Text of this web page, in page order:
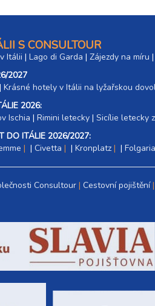
S CONSULTOUR
Itálii | Lago di Garda | Zájezdy na míru |
2027
|​ Krásné hotely v Itálii na lyžařskou
2026:
Ischia | Rimini letecky | Sicílie letecky
DO ITÁLIE 2026/2027:
| Civetta | Kronplatz | Folgaria
Consultour Cestovní pojištění